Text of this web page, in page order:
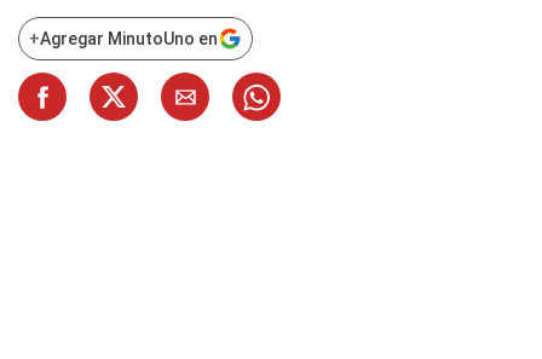
+Agregar MinutoUno en